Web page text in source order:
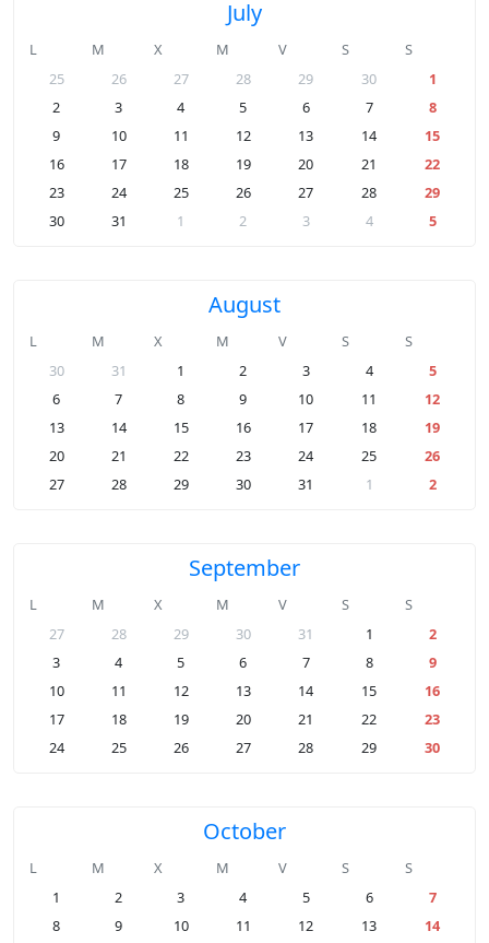
July
L M X M V S
S
25
26 27 28 29 30
1
2
3 4 5 6 7
8
9
10 11 12 13 14
15
16
17 18 19 20 21
22
23
24 25 26 27 28
29
30
31 1 2 3 4 5
August
L M X M V S
S
30
31 1 2 3 4
5
6
7 8 9 10 11
12
13
14 15 16 17 18
19
20
21 22 23 24 25
26
27
28 29 30 31 1 2
September
L M X M V S
S
27
28 29 30 31 1
2
3
4 5 6 7 8
9
10
11 12 13 14 15
16
17
18 19 20 21 22
23
24
25 26 27 28 29 30
October
L M X M V S
S
1
2 3 4 5 6
7
8
9 10 11 12 13
14